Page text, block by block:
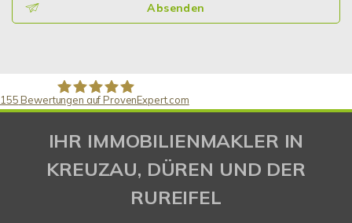
Absenden
Gaspar Immobilienberatung
155 Bewertungen auf ProvenExpert.com
IHR IMMOBILIENMAKLER IN
KREUZAU, DÜREN UND DER
RUREIFEL